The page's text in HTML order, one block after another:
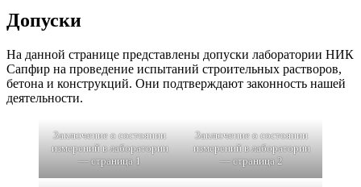
Допуски
На данной странице представлены допуски лаборатории НИК
Сапфир на проведение испытаний строительных растворов,
бетона и конструкций. Они подтверждают законность нашей
деятельности.
Заключение о состоянии
измерений в лаборатории
— страница 1
Заключение о состоянии
измерений в лаборатории
— страница 2